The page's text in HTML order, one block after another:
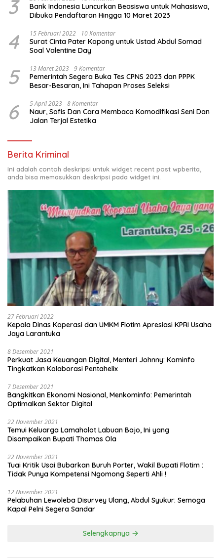
3
Bank Indonesia Luncurkan Beasiswa untuk Mahasiswa,
Dibuka Pendaftaran Hingga 10 Maret 2023
4 15 Februari 2022 10 Komentar
Surat Cinta Pater Kopong untuk Ustad Abdul Somad
Soal Valentine Day
5 13 Maret 2023 9 Komentar
Pemerintah Segera Buka Tes CPNS 2023 dan PPPK
Besar-Besaran, Ini Tahapan Proses Seleksi
6 5 April 2023 8 Komentar
Naur, Sofis Dan Cara Membaca Komodifikasi Seni Dan
Jalan Terjal Estetika
Berita Kriminal
Ini adalah contoh deskripsi untuk widget recent post wpberita,
anda bisa memasukkan deskripsi pada widget ini.
27 Februari 2022
Kepala Dinas Koperasi dan UMKM Flotim Apresiasi KPRI Usaha
Jaya Larantuka
8 Desember 2021
Perkuat Jasa Keuangan Digital, Menteri Johnny: Kominfo
Tingkatkan Kolaborasi Pentahelix
7 Desember 2021
Bangkitkan Ekonomi Nasional, Menkominfo: Pemerintah
Optimalkan Sektor Digital
22 November 2021
Temui Keluarga Lamaholot Labuan Bajo, Ini yang
Disampaikan Bupati Thomas Ola
22 November 2021
Tuai Kritik Usai Bubarkan Buruh Porter, Wakil Bupati Flotim :
Tidak Punya Kompetensi Ngomong Seperti Ahli !
12 November 2021
Pelabuhan Lewoleba Disurvey Ulang, Abdul Syukur: Semoga
Kapal Pelni Segera Sandar
Selengkapnya